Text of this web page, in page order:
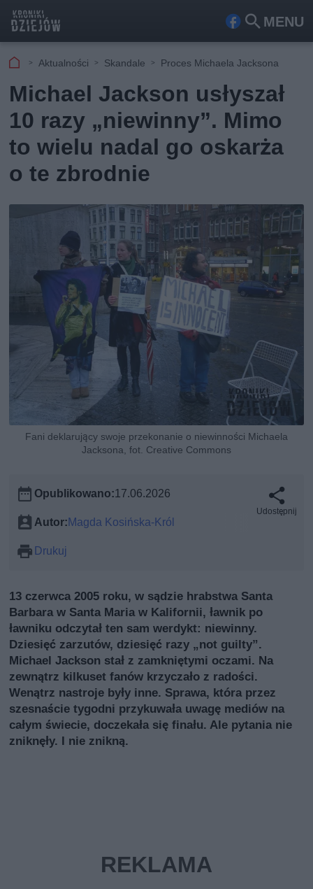
MENU
Fa
ook
Szu
kaj
Aktualności Skandale Proces Michaela Jacksona
Michael Jackson usłyszał
10 razy „niewinny”. Mimo
to wielu nadal go oskarża
o te zbrodnie
Fani deklarujący swoje przekonanie o niewinności Michaela
Jacksona, fot. Creative Commons
Opublikowano:17.06.2026
Autor:Magda Kosińska-Król
Drukuj
Udostępnij
13 czerwca 2005 roku, w sądzie hrabstwa Santa
Barbara w Santa Maria w Kalifornii, ławnik po
ławniku odczytał ten sam werdykt: niewinny.
Dziesięć zarzutów, dziesięć razy „not guilty”.
Michael Jackson stał z zamkniętymi oczami. Na
zewnątrz kilkuset fanów krzyczało z radości.
Wenątrz nastroje były inne. Sprawa, która przez
szesnaście tygodni przykuwała uwagę mediów na
całym świecie, doczekała się finału. Ale pytania nie
zniknęły. I nie znikną.